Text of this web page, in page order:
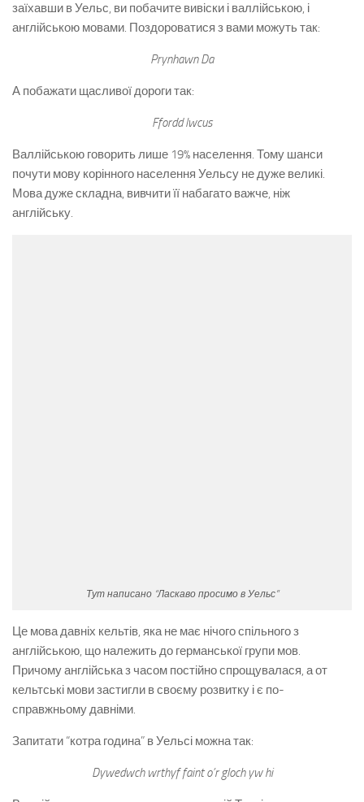
заїхавши в Уельс, ви побачите вивіски і валлійською, і
англійською мовами. Поздороватися з вами можуть так:
Prynhawn Da
А побажати щасливої дороги так:
Ffordd lwcus
Валлійською говорить лише 19% населення. Тому шанси
почути мову корінного населення Уельсу не дуже великі.
Мова дуже складна, вивчити її набагато важче, ніж
англійську.
Тут написано “Ласкаво просимо в Уельс”
Це мова давніх кельтів, яка не має нічого спільного з
англійською, що належить до германської групи мов.
Причому англійська з часом постійно спрощувалася, а от
кельтські мови застигли в своєму розвитку і є по-
справжньому давніми.
Запитати “котра година” в Уельсі можна так:
Dywedwch wrthyf faint o’r gloch yw hi